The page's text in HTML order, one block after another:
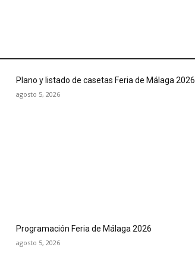
Plano y listado de casetas Feria de Málaga 2026
agosto 5, 2026
Programación Feria de Málaga 2026
agosto 5, 2026